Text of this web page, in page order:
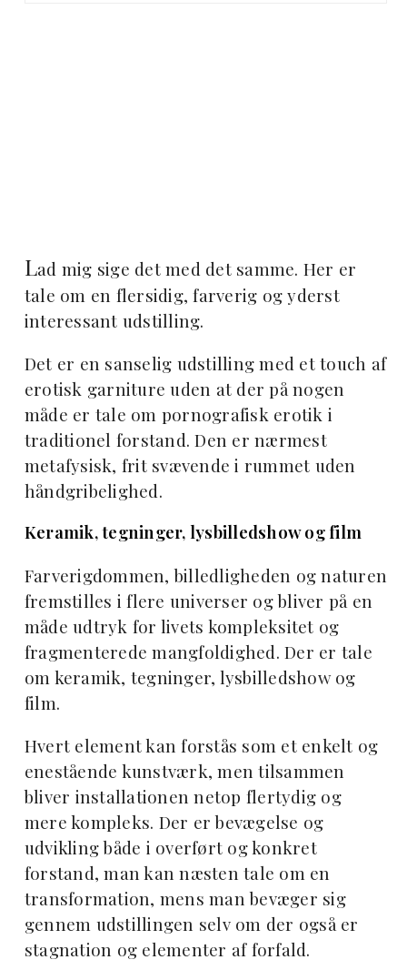
Lad mig sige det med det samme. Her er
tale om en flersidig, farverig og yderst
interessant udstilling.
Det er en sanselig udstilling med et touch af
erotisk garniture uden at der på nogen
måde er tale om pornografisk erotik i
traditionel forstand. Den er nærmest
metafysisk, frit svævende i rummet uden
håndgribelighed.
Keramik, tegninger, lysbilledshow og film
Farverigdommen, billedligheden og naturen
fremstilles i flere universer og bliver på en
måde udtryk for livets kompleksitet og
fragmenterede mangfoldighed. Der er tale
om keramik, tegninger, lysbilledshow og
film.
Hvert element kan forstås som et enkelt og
enestående kunstværk, men tilsammen
bliver installationen netop flertydig og
mere kompleks. Der er bevægelse og
udvikling både i overført og konkret
forstand, man kan næsten tale om en
transformation, mens man bevæger sig
gennem udstillingen selv om der også er
stagnation og elementer af forfald.